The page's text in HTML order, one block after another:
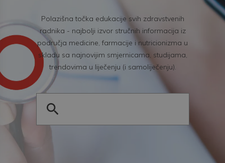
Polazišna točka edukacije svih zdravstvenih
radnika - najbolji izvor stručnih informacija iz
područja medicine, farmacije i nutricionizma u
skladu sa najnovijim smjernicama, studijama,
trendovima u liječenju (i samoliječenju).